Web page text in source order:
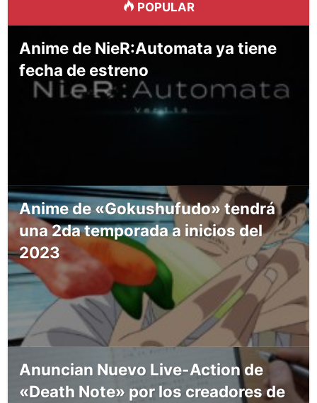
POPULAR
Anime de NieR:Automata ya tiene
fecha de estreno
Anime de «Gokushufudo» tendrá
una 2da temporada a inicios del
2023
Anuncian Nuevo Live-Action de
«Death Note» por los creadores de